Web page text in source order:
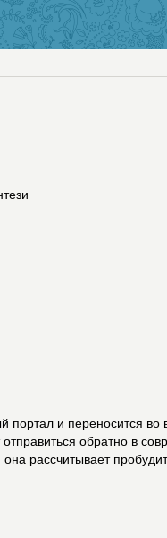
и переносится
обратно в
рассчитывает